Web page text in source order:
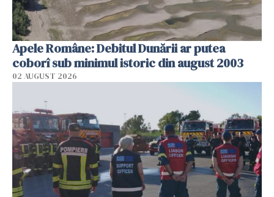
Apele Române: Debitul Dunării ar putea
coborî sub minimul istoric din august 2003
02 AUGUST 2026